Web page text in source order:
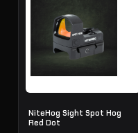
NiteHog Sight Spot Hog
Red Dot